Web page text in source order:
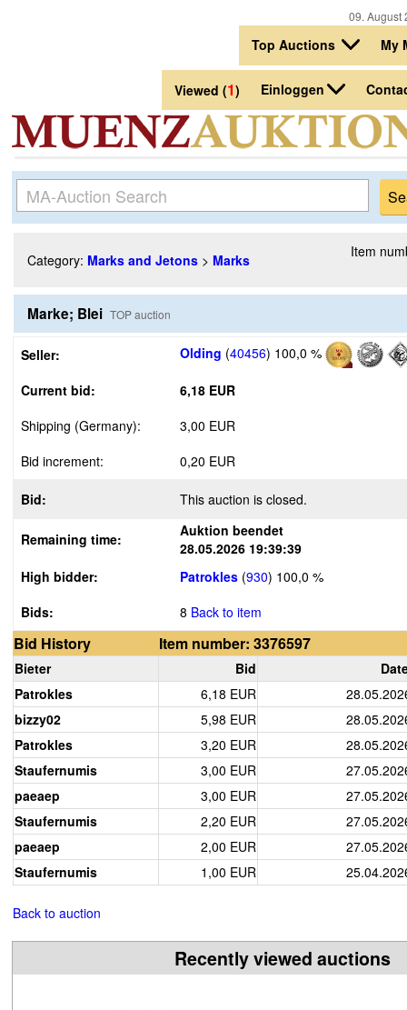
09.
Top Auctions My
Viewed (1) Einloggen
Category: Marks and Jetons > Marks Item
Marke; Blei TOP auction
Seller: Olding (40456) 100,0 %
Current bid:
6,18 EUR
Shipping (Germany):
3,00 EUR
Bid increment:
0,20 EUR
Bid: This auction is closed.
Remaining time:
Auktion beendet
28.05.2026 19:39:39
High bidder:
Patrokles (930) 100,0 %
Bids:
8 Back to item
Bid History Item number: 3376597
Bieter Bid
Patrokles
6,18 EUR
bizzy02
5,98 EUR
Patrokles
3,20 EUR
Staufernumis
3,00 EUR
paeaep
3,00 EUR
Staufernumis
2,20 EUR
paeaep
2,00 EUR
Staufernumis
1,00 EUR
Back to auction
Recently viewed auctions